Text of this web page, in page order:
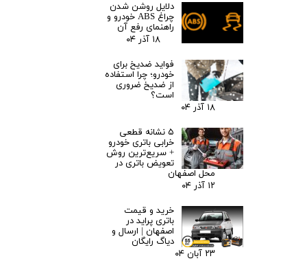
دلایل روشن شدن
چراغ ABS خودرو و
راهنمای رفع آن
۱۸ آذر ۰۴
فواید ضدیخ برای
خودرو؛ چرا استفاده
از ضدیخ ضروری
است؟
۱۸ آذر ۰۴
۵ نشانه قطعی
خرابی باتری خودرو
+ سریع‌ترین روش
تعویض باتری در
محل اصفهان
۱۲ آذر ۰۴
خرید و قیمت
باتری پراید در
اصفهان | ارسال و
دیاگ رایگان
۲۳ آبان ۰۴